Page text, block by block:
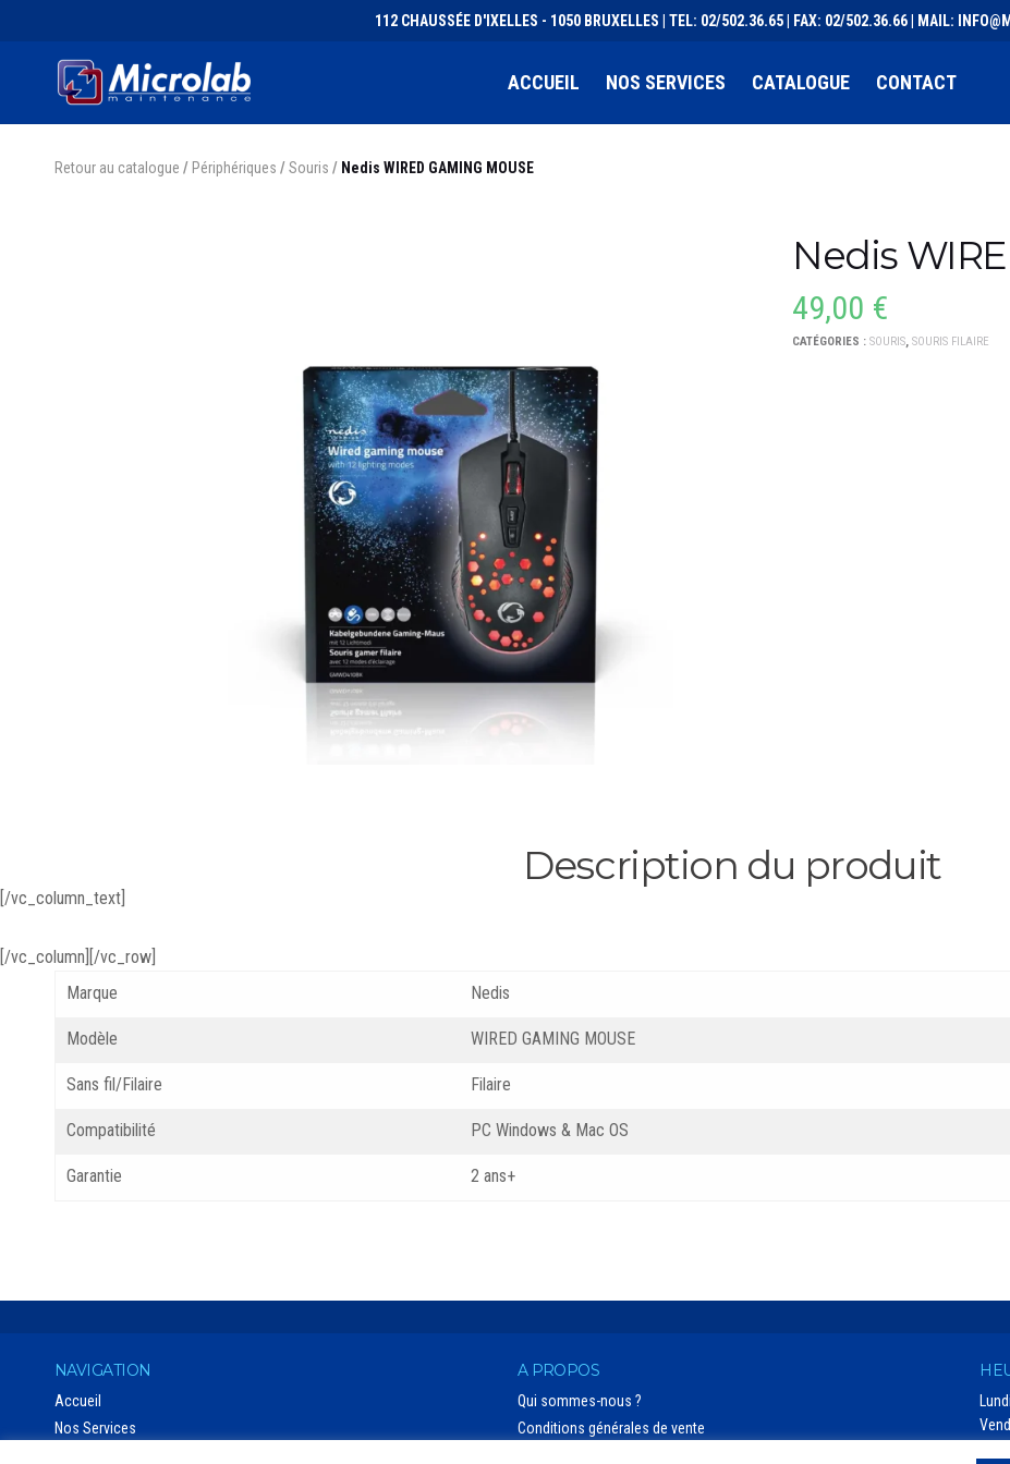
112 CHAUSSÉE D'IXELLES - 1050 BRUXELLES | TEL: 02/502.36.65 | FAX: 02/502.36.66 | MAIL:
ACCUEIL NOS SERVICES CATALOGUE CONTACT
Retour au catalogue / Périphériques /Souris / Nedis WIRED GAMING MOUSE
Nedis
49,00 €
CATÉGORIES : SOURIS, SOURIS FILAIRE
Description du produit
[/vc_column_text]
[/vc_column][/vc_row]
Marque
Nedis
Modèle WIRED GAMING MOUSE
Sans fil/Filaire Filaire
Compatibilité PC Windows & Mac OS
Garantie 2 ans+
NAVIGATION
Accueil
Nos Services
A PROPOS
Qui sommes-nous ?
Conditions générales de vente